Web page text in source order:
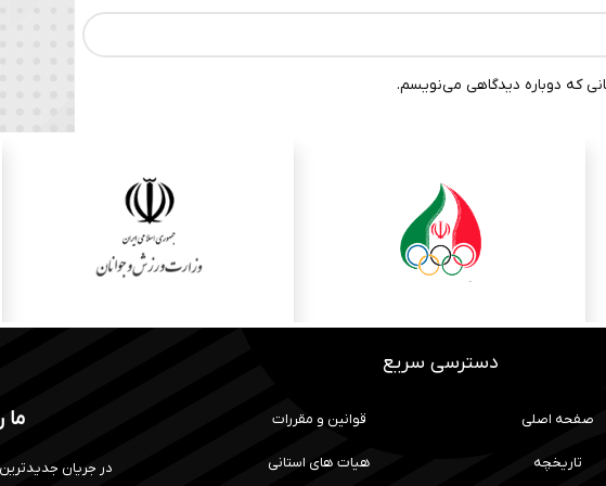
که دوباره دیدگاهی می‌نویسم.
دسترسی سریع
صفحه اصلی
تاریخچه
قوانین و مقررات
هیات های استانی
ما
در جریان جدیدترین